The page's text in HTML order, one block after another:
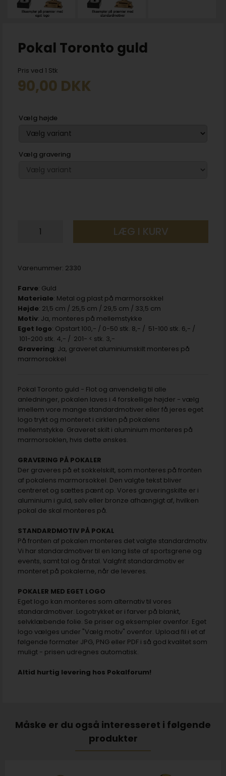
Pokal Toronto guld
Pris ved 1 Stk
90,00 DKK
Vælg højde
Vælg gravering
LÆG I KURV
Varenummer: 2330
Farve: Guld
Materiale: Metal og plast på marmorsokkel
Højde: 21,5 cm / 25,5 cm / 29,5 cm / 33,5 cm
Motiv: Ja, monteres på mellemstykke
Eget logo: Opstart 100,- / 0-50 stk. 8,- / 51-100 stk. 6,- /
101-200 stk. 4,- / 201- < stk. 3,-
Gravering: Ja, graveret aluminiumskilt monteres på
marmorsokkel
Pokal Toronto guld - Flot og anvendelig til alle
anledninger, pokalen laves i 4 forskellige højder - vælg
imellem vore mange standardmotiver eller få jeres eget
logo trykt og monteret i cirklen på pokalens
mellemstykke. Graveret skilt i aluminium monteres på
marmorsoklen, hvis dette ønskes.
GRAVERING PÅ POKALER
Der graveres på et sokkelskilt, som monteres på fronten
af pokalens marmorsokkel. Den valgte tekst bliver
centreret og sættes pænt op. Vores graveringskilte er i
aluminium i guld, sølv eller bronze afhængigt af, hvilken
pokal de skal monteres på.
STANDARDMOTIV PÅ POKAL
På fronten af pokalen monteres det valgte standardmotiv.
Vi har standardmotiver til en lang liste af sportsgrene og
events, samt tal og årstal. Valgfrit standardmotiv er
monteret på pokalerne, når de leveres.
POKALER MED EGET LOGO
Eget logo kan monteres som alternativ til vores
standardmotiver. Logotrykket er i farver på blankt,
selvklæbende folie. Se priser og eksempler ovenfor. Eget
logo vælges under "Vælg motiv" ovenfor. Upload fil i et af
følgende formater JPG, PNG eller PDF i så god kvalitet som
muligt - prisen udregnes automatisk.
Altid hurtig levering hos Pokalforum!
Måske er du også interesseret i følgende
produkter